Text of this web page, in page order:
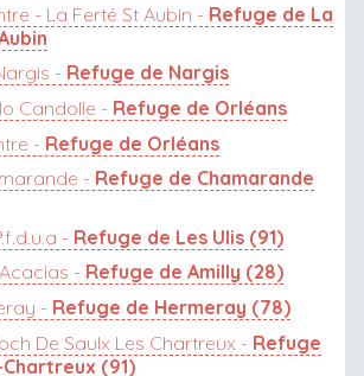
- La Ferté St Aubin - Refuge de La
- Refuge de Nargis
Candolle - Refuge de Orléans
- Refuge de Orléans
- Refuge de Chamarande
- Refuge de Les Ulis (91)
- Refuge de Amilly (28)
- Refuge de Hermeray (78)
De Saulx Les Chartreux - Refuge
(91)